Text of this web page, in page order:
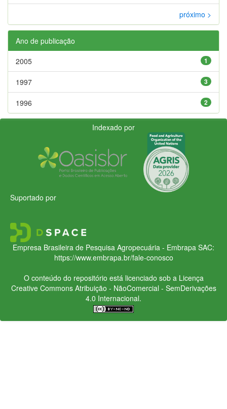
próximo >
Ano de publicação
1
2005
3
1997
2
1996
Indexado por
Suportado por
Empresa Brasileira de Pesquisa Agropecuária - Embrapa SAC:
https://www.embrapa.br/fale-conosco
O conteúdo do repositório está licenciado sob a Licença
Creative CommonsAtribuição - NãoComercial - SemDerivações
4.0 Internacional.